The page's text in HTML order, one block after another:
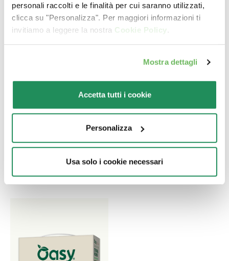
personali raccolti e le finalità per cui saranno utilizzati,
clicca su "Personalizza". Per maggiori informazioni ti
invitiamo a leggere la nostra Cookie Policy.
Mostra dettagli
Accetta tutti i cookie
Personalizza
Usa solo i cookie necessari
LIFESTAGE • Adult
Hairball Pollo
Alimento completo per
alla formazione di boli di
GRAIN FREE
FORMULA • Adult
Alimento completo per
gatti adulti. Prodotto
senza cereali